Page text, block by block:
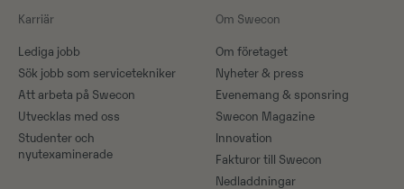
Karriär
Lediga jobb
Sök jobb som servicetekniker
Att arbeta på Swecon
Utvecklas med oss
Studenter och
nyutexaminerade
Om Swecon
Om företaget
Nyheter & press
Evenemang & sponsring
Swecon Magazine
Innovation
Fakturor till Swecon
Nedladdningar